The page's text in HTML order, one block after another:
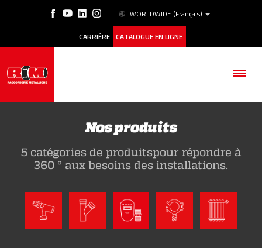
WORLDWIDE (Français)
CARRIÈRE CATALOGUE EN LIGNE
SOCIÉTÉ
Nos produits
5 catégories de produitspour répondre à
360 ° aux besoins des installations.